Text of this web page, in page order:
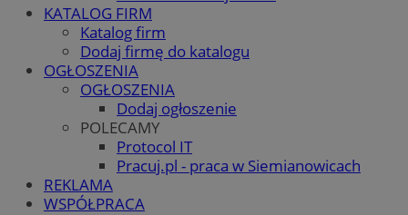
KATALOG FIRM
Katalog firm
Dodaj firmę do katalogu
OGŁOSZENIA
OGŁOSZENIA
Dodaj ogłoszenie
POLECAMY
Protocol IT
Pracuj.pl - praca w Siemianowicach
REKLAMA
WSPÓŁPRACA